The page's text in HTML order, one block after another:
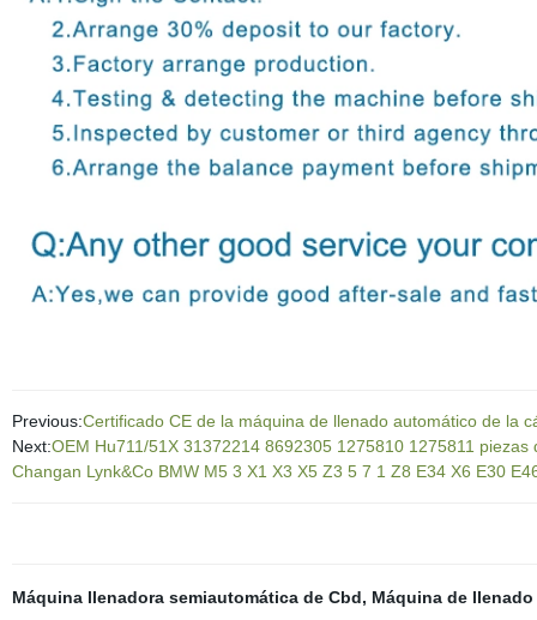
Previous:Certificado CE de la máquina de llenado automático de la
Next:OEM Hu711/51X 31372214 8692305 1275810 1275811
Changan Lynk&Co BMW M5 3 X1 X3 X5 Z3 5 7 1 Z8 E34 X6 E30
Máquina llenadora semiautomática de Cbd, Máquina de